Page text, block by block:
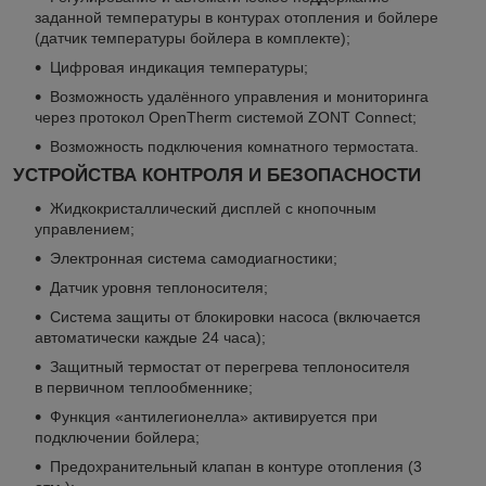
заданной температуры в контурах отопления и бойлере
(датчик температуры бойлера в комплекте);
Цифровая индикация температуры;
Возможность удалённого управления и мониторинга
через протокол OpenTherm системой ZONT Connect;
Возможность подключения комнатного термостата.
УСТРОЙСТВА КОНТРОЛЯ И БЕЗОПАСНОСТИ
Жидкокристаллический дисплей с кнопочным
управлением;
Электронная система самодиагностики;
Датчик уровня теплоносителя;
Система защиты от блокировки насоса (включается
автоматически каждые 24 часа);
Защитный термостат от перегрева теплоносителя
в первичном теплообменнике;
Функция «антилегионелла» активируется при
подключении бойлера;
Предохранительный клапан в контуре отопления (3